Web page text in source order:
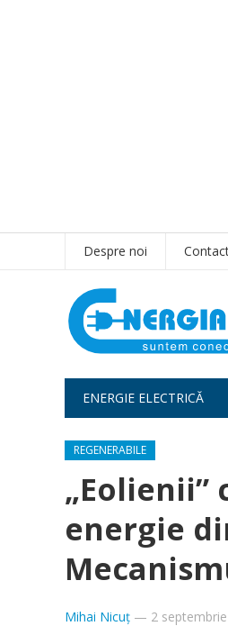
Despre noi
ENERGIE ELECTRICĂ
REGENERABILE
energie
Mihai Nicuț — 2